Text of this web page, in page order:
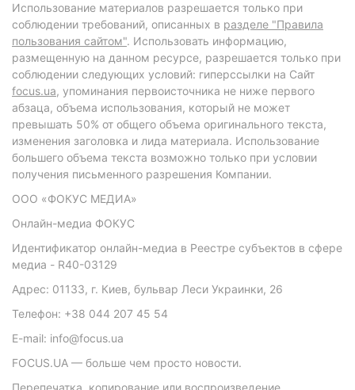
Использование материалов разрешается только при
соблюдении требований, описанных в разделе "Правила
пользования сайтом". Использовать информацию,
размещенную на данном ресурсе, разрешается только при
соблюдении следующих условий: гиперссылки на Сайт
focus.ua, упоминания первоисточника не ниже первого
абзаца, объема использования, который не может
превышать 50% от общего объема оригинального текста,
изменения заголовка и лида материала. Использование
большего объема текста возможно только при условии
получения письменного разрешения Компании.
ООО «ФОКУС МЕДИА»
Онлайн-медиа ФОКУС
Идентификатор онлайн-медиа в Реестре субъектов в сфере
медиа - R40-03129
Адрес: 01133, г. Киев, бульвар Леси Украинки, 26
Телефон: +38 044 207 45 54
E-mail: info@focus.ua
FOCUS.UA — больше чем просто новости.
Перепечатка, копирование или воспроизведение